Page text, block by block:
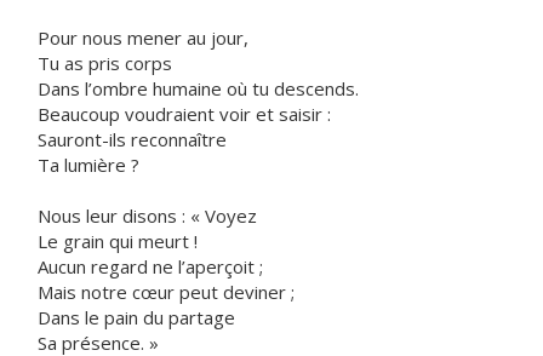
Pour nous mener au jour,
Tu as pris corps
Dans l’ombre humaine où tu descends.
Beaucoup voudraient voir et saisir :
Sauront-ils reconnaître
Ta lumière ?
Nous leur disons : « Voyez
Le grain qui meurt !
Aucun regard ne l’aperçoit ;
Mais notre cœur peut deviner ;
Dans le pain du partage
Sa présence. »